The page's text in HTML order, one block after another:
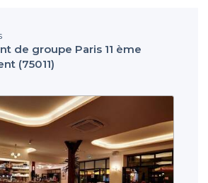
de groupe Paris 11 ème
(75011)